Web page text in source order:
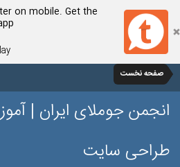
on mobile. Get the
صفحه نخست
انجمن جوملای ایران |
طراحی سایت